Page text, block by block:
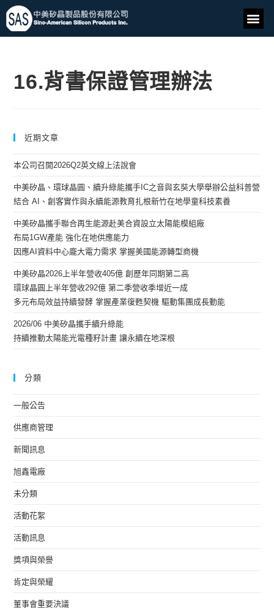
16.背書保證管理辦法
近期文章
本公司召開2026Q2英文線上法說會
中美矽晶、環球晶圓、續升綠能攜手IC之音與玄奘大學舉辦公益科普營
結合 AI、創客實作與永續能源教育扎根新竹在地學童科技素養
中美矽晶攜手聯合再生能源赴美合資設立太陽能模組廠
布局1GW產能 強化在地供應能力
因應AI資料中心龐大電力需求 掌握美國能源轉型商機
中美矽晶2026上半年營收405億 創歷年同期第二高
環球晶圓上半年營收292億 第二季營收季增近一成
多元布局效益持續發酵 掌握產業復甦契機 驅動集團成長動能
2026/06 中美矽晶攜手續升綠能
持續推動太陽能光電種籽計畫 讓永續在地深根
分類
一般公告
供應商管理
新聞訊息
旭鑫電廠
未分類
活動花絮
活動訊息
獎項與榮譽
肯定與榮耀
董事會重要決議